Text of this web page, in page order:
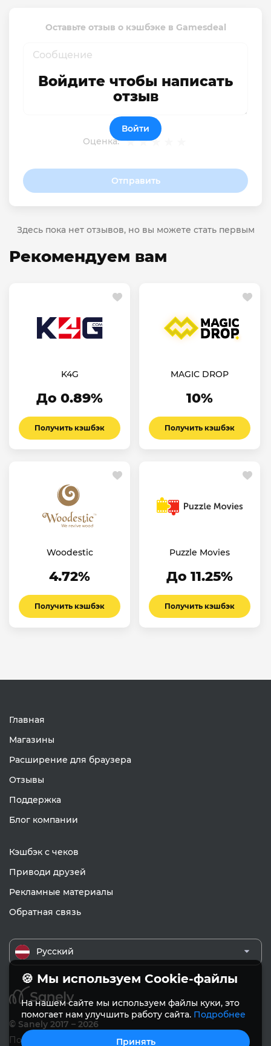
Оставьте отзыв о кэшбэке в Gamesdeal
Оценка:
Отправить
Войдите чтобы написать
отзыв
Войти
Здесь пока нет отзывов, но вы можете стать первым
Рекомендуем вам
K4G
До 0.89%
Получить кэшбэк
MAGIC DROP
10%
Получить кэшбэк
Woodestic
4.72%
Получить кэшбэк
Puzzle Movies
До 11.25%
Получить кэшбэк
Главная
Магазины
Расширение для браузера
Отзывы
Поддержка
Блог компании
Кэшбэк с чеков
Приводи друзей
Рекламные материалы
Обратная связь
Русский
© Sanely 2017 – 2026
Пользовательское соглашение
🍪 Мы используем Cookie-файлы
На нашем сайте мы используем файлы куки, это
помогает нам улучшить работу сайта. Подробнее
Принять